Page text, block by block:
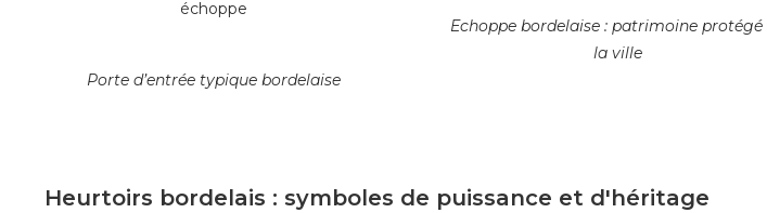
Porte d’entrée typique bordelaise
Echoppe bordelaise : patrimoine protégé
la ville
Heurtoirs bordelais : symboles de puissance et d'héritage